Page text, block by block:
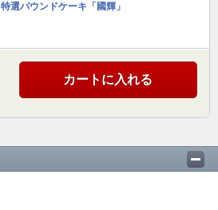
特選パウンドケーキ「國輝」
カートに入れる